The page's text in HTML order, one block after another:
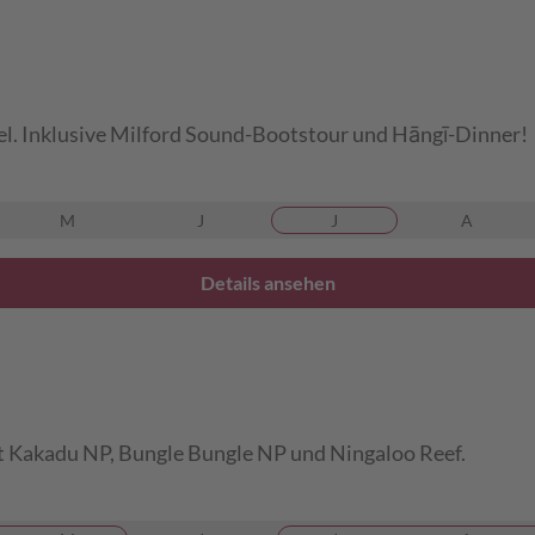
Inklusive Milford Sound-Bootstour und Hāngī-Dinner!
M J J A
Details ansehen
NP, Bungle Bungle NP und Ningaloo Reef.